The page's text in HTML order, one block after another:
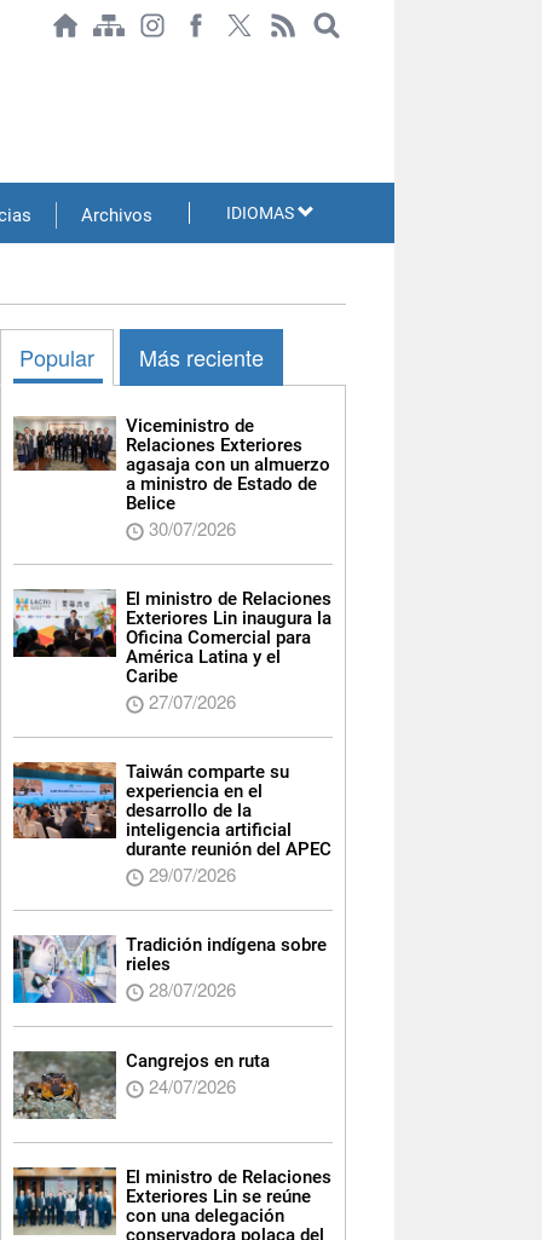
Archivos IDIOMAS
Popular Más reciente
Viceministro de
Relaciones Exteriores
agasaja con un almuerzo
a ministro de Estado de
Belice
30/07/2026
El ministro de Relaciones
Exteriores Lin inaugura la
Oficina Comercial para
América Latina y el
Caribe
27/07/2026
Taiwán comparte su
experiencia en el
desarrollo de la
inteligencia artificial
durante reunión del APEC
29/07/2026
Tradición indígena sobre
rieles
28/07/2026
Cangrejos en ruta
24/07/2026
El ministro de Relaciones
Exteriores Lin se reúne
con una delegación
conservadora polaca del